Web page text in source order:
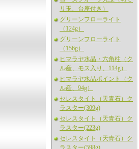
リ玉、台座付き）
グリーンフローライト
（124g）
グリーンフローライト
（156g）
ヒマラヤ水晶・六角柱（ク
ル産、モス入り、114g）
ヒマラヤ水晶ポイント（ク
ル産、94g）
セレスタイト（天青石）ク
ラスター(309g)
セレスタイト（天青石）ク
ラスター(223g)
セレスタイト（天青石）ク
ラスター(598g)